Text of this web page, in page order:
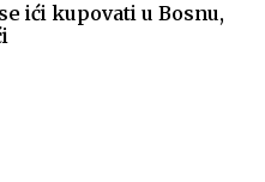
ići kupovati u Bosnu,